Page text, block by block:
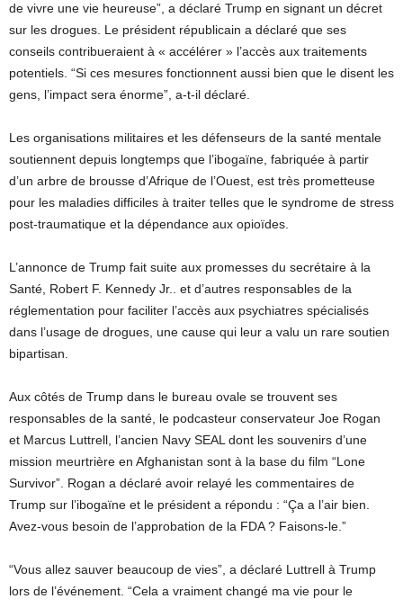
de vivre une vie heureuse”, a déclaré Trump en signant un décret
sur les drogues. Le président républicain a déclaré que ses
conseils contribueraient à « accélérer » l’accès aux traitements
potentiels. “Si ces mesures fonctionnent aussi bien que le disent les
gens, l’impact sera énorme”, a-t-il déclaré.
Les organisations militaires et les défenseurs de la santé mentale
soutiennent depuis longtemps que l’ibogaïne, fabriquée à partir
d’un arbre de brousse d’Afrique de l’Ouest, est très prometteuse
pour les maladies difficiles à traiter telles que le syndrome de stress
post-traumatique et la dépendance aux opioïdes.
L’annonce de Trump fait suite aux promesses du secrétaire à la
Santé, Robert F. Kennedy Jr.. et d’autres responsables de la
réglementation pour faciliter l’accès aux psychiatres spécialisés
dans l’usage de drogues, une cause qui leur a valu un rare soutien
bipartisan.
Aux côtés de Trump dans le bureau ovale se trouvent ses
responsables de la santé, le podcasteur conservateur Joe Rogan
et Marcus Luttrell, l’ancien Navy SEAL dont les souvenirs d’une
mission meurtrière en Afghanistan sont à la base du film “Lone
Survivor”. Rogan a déclaré avoir relayé les commentaires de
Trump sur l’ibogaïne et le président a répondu : “Ça a l’air bien.
Avez-vous besoin de l’approbation de la FDA ? Faisons-le.”
“Vous allez sauver beaucoup de vies”, a déclaré Luttrell à Trump
lors de l’événement. “Cela a vraiment changé ma vie pour le